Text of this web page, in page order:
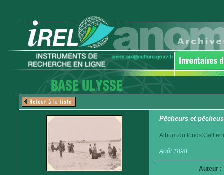
Pêcheurs et
Album du fonds
Août 1898
Auteur :